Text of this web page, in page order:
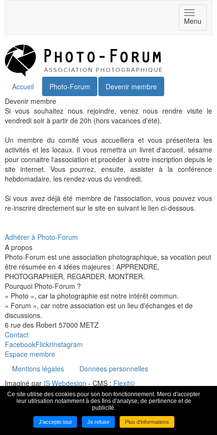
Toggle
Menu
Accueil Photo-Forum
Devenir membre
Devenir membre
Si vous souhaitez nous rejoindre, venez nous rendre visite le
vendredi soir à partir de 20h (hors vacances d'été).
Un membre du comité vous accueillera et vous présentera les
activités et les locaux. Il vous remettra un livret d'accueil, sésame
pour connaitre l'association et procéder à votre inscription depuis le
site internet. Vous pourrez, ensuite, assister à la conférence
hebdomadaire, les rendez-vous du vendredi.
Si vous avez déjà été membre de l'association, vous pouvez vous
re-inscrire directement sur le site en suivant le lien ci-dessous.
Adhérer à Photo-Forum
A propos
Photo-Forum est une association photographique, sa vocation peut
être résumée en 4 idées majeures : APPRENDRE,
PHOTOGRAPHIER, REGARDER, MONTRER.
Pourquoi Photo-Forum ?
« Photo », car la photographie est notre intérêt commun.
« Forum », car notre association est un lieu d'échanges et de
discussions.
6 rue des Robert 57000 METZ
Contact
FacebookFlickrInstagram
Espace membre
Mentions légales
Données personnelles
Imaginé par IS Webdesign - CMS : Flexit©
Ce site utilise des cookies pour son bon fonctionnement. Merci d'accepter
leur utilisation notamment à des fins d'analyse, de pertinence et de
publicité.
J'accepte tout Je refuse Plus d'informations